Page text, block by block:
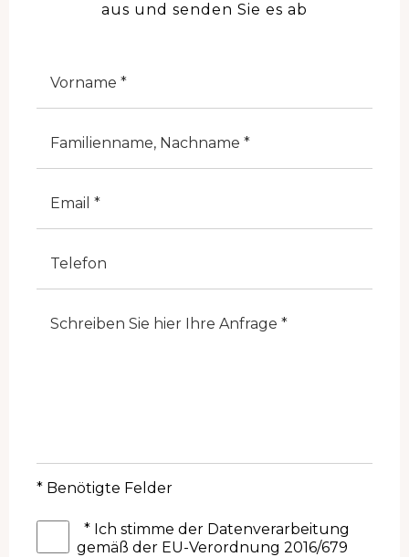
aus und senden Sie es ab
* Benötigte Felder
* Ich stimme der Datenverarbeitung
gemäß der EU-Verordnung 2016/679